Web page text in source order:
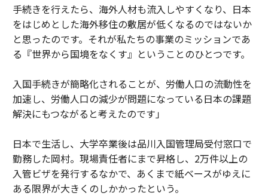
手続きを行えたら、海外人材も流入しやすくなり、日本
をはじめとした海外移住の敷居が低くなるのではないか
と思ったのです。それが私たちの事業のミッションであ
る『世界から国境をなくす』ということのひとつです。
入国手続きが簡略化されることが、労働人口の流動性を
加速し、労働人口の減少が問題になっている日本の課題
解決にもつながると考えたのです」
日本で生活し、大学卒業後は品川入国管理局受付窓口で
勤務した岡村。現場責任者にまで昇格し、2万件以上の
入管ビザを発行するなかで、あくまで紙ベースがゆえに
ある限界が大きくのしかかったという。